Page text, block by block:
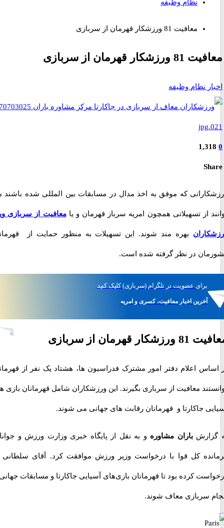
نظام وظیفه
معافیت 81 ورزشکار قهرمان از سربازی
قهرمان از سربازی
نظام وظیفه
که موفق به اخذ مدال در مسابقات بین المللی شده باشند می
از تسهیلاتی همچون امریه سرباز قهرمان و یا معافیت از سربازی ویژه
بهره مند شوند. این تسهیلات به منظور حمایت از قهرمانان
در نظر گرفته شده است.
عضویت در تلگرام(سربازی) کلیک کنید
آخرین اخبار معافیت، کسری و امریه
قهرمان از سربازی
اعلام دفتر امور مشترک فدراسیون ها، هشتاد یک نفر از قهرمانان
معافیت از سربازی بگیرند. این ورزشکاران شامل قهرمانان بازی های
جاکارتا و قهرمانان رقابت های جهانی می شوند.
باران مشاورهو به نقل از پایگاه خبری وزارت ورزش و جوانان،
کل قوا با درخواست وزیر ورزش موافقت کرد. آقای سلطانی فر
کرده بود تا قهرمانان بازی‌های آسیایی جاکارتا و مسابقات جهانی از
سربازی معاف شوند.